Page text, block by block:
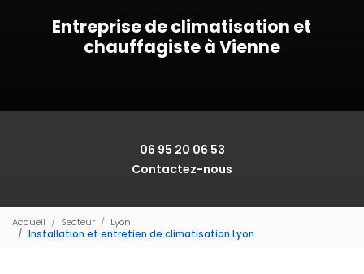
Entreprise de climatisation et
chauffagiste à Vienne
06 95 20 06 53
Contactez-nous
Accueil Secteur
Lyon
Installation et entretien de climatisation Lyon